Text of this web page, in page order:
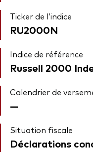
Ticker de l’indice
RU2000N
Indice de référence
Russell 2000
Calendrier de
—
Situation fiscale
Déclarations